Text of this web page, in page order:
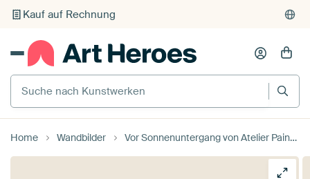
Individueller Druck auf Bestellung
Suche nach Kunstwerken
Home Wandbilder Vor Sonnenuntergang von Atelier Paint-Ing